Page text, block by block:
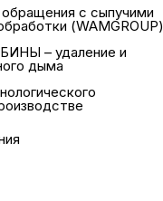
с сыпучими
(WAMGROUP)
– удаление и
дыма